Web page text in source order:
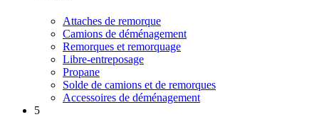
Attaches de remorque
Camions de déménagement
Remorques et remorquage
Libre-entreposage
Propane
Solde de camions et de remorques
Accessoires de déménagement
5